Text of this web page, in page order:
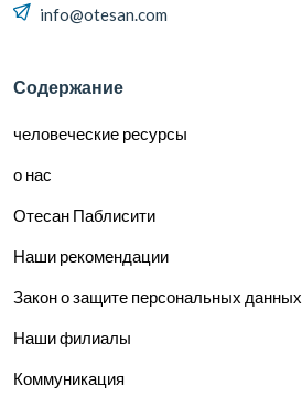
info@otesan.com
Содержание
человеческие ресурсы
о нас
Отесан Паблисити
Наши рекомендации
Закон о защите персональных данных
Наши филиалы
Коммуникация